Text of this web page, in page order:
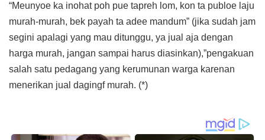
“Meunyoe ka inohat poh pue tapreh lom, kon ta publoe laju
murah-murah, bek payah ta adee mandum” (jika sudah jam
segini apalagi yang mau ditunggu, ya jual aja dengan
harga murah, jangan sampai harus diasinkan),”pengakuan
salah satu pedagang yang kerumunan warga karenan
menerikan jual dagingf murah. (*)